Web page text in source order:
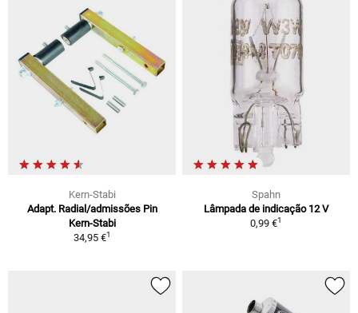
Kern-Stabi
Adapt. Radial/admissões Pin
Kern-Stabi
34,95 €1
Spahn
Lâmpada de indicação 12 V
0,99 €1